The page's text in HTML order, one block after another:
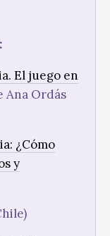
El juego en
Ana Ordás
¿Cómo
y